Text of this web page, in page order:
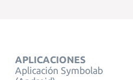
APLICACIONES
Aplicación Symbolab